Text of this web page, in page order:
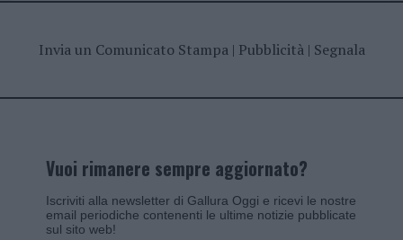
Invia un Comunicato Stampa| Pubblicità| Segnala
Vuoi rimanere sempre aggiornato?
Iscriviti alla newsletter di Gallura Oggi e ricevi le nostre
email periodiche contenenti le ultime notizie pubblicate
sul sito web!